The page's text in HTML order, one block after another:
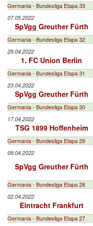
Germania - Bundesliga Etapa 33
07.05.2022
SpVgg Greuther Fürth
Germania - Bundesliga Etapa 32
29.04.2022
1. FC Union Berlin
Germania - Bundesliga Etapa 31
23.04.2022
SpVgg Greuther Fürth
Germania - Bundesliga Etapa 30
17.04.2022
TSG 1899 Hoffenheim
Germania - Bundesliga Etapa 29
09.04.2022
SpVgg Greuther Fürth
Germania - Bundesliga Etapa 28
02.04.2022
Eintracht Frankfurt
Germania - Bundesliga Etapa 27